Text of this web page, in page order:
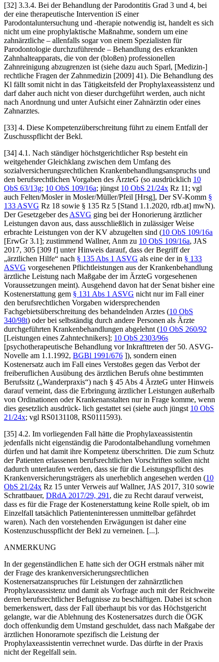
[32] 3.3.4. Bei der Behandlung der Parodontitis Grad 3 und 4, bei
der eine therapeutische Intervention iS einer
Parodontaluntersuchung und -therapie notwendig ist, handelt es sich
nicht um eine prophylaktische Maßnahme, sondern um eine
zahnärztliche – allenfalls sogar von einem Spezialisten für
Parodontologie durchzuführende – Behandlung des erkrankten
Zahnhalteapparats, die von der (bloßen) professionellen
Zahnreinigung abzugrenzen ist (siehe dazu auch Sparl, [Medizin-]
rechtliche Fragen der Zahnmedizin [2009] 41). Die Behandlung des
Kl fällt somit nicht in das Tätigkeitsfeld der Prophylaxeassistenz und
darf daher auch nicht von dieser durchgeführt werden, auch nicht
nach Anordnung und unter Aufsicht einer Zahnärztin oder eines
Zahnarztes.
[33] 4. Diese Kompetenzüberschreitung führt zu einem Entfall der
Zuschusspflicht der Bekl.
[34] 4.1. Nach ständiger höchstgerichtlicher Rsp besteht ein
weitgehender Gleichklang zwischen dem Umfang des
sozialversicherungsrechtlichen Krankenbehandlungsanspruchs und
den berufsrechtlichen Vorgaben des ÄrzteG (so ausdrücklich 10
ObS 63/13g; 10 ObS 109/16a; jüngst 10 ObS 21/24x Rz 11; vgl
auch Felten/Moslerin Mosler/Müller/Pfeil [Hrsg], Der SV-Komm §
133 ASVG Rz 18 sowie § 135 Rz 5 [Stand 1.1.2020, rdb.at] mwN).
Der Gesetzgeber des ASVG ging bei der Honorierung ärztlicher
Leistungen davon aus, dass ausschließlich in zulässiger Weise
erbrachte Leistungen von der KV abzugelten sind (10 ObS 109/16a
[ErwGr 3.1]; zustimmend Wallner, Anm zu 10 ObS 109/16a, JAS
2017, 305 [309 f] unter Hinweis darauf, dass der Begriff der
„ärztlichen Hilfe“ nach § 135 Abs 1 ASVG als eine der in § 133
ASVG vorgesehenen Pflichtleistungen aus der Krankenbehandlung
ärztliche Leistung nach Maßgabe der im ÄrzteG vorgesehenen
Voraussetzungen meint). Ausgehend davon hat der Senat bisher eine
Kostenerstattung gem § 131 Abs 1 ASVG nicht nur im Fall einer
den berufsrechtlichen Vorgaben widersprechenden
Fachgebietsüberschreitung des behandelnden Arztes (10 ObS
340/98t) oder bei selbständig durch andere Personen als Ärzte
durchgeführten Krankenbehandlungen abgelehnt (10 ObS 260/92
[Leistungen eines Zahntechnikers]; 10 ObS 2303/96s
[psychotherapeutische Behandlung vor Inkrafttreten der 50. ASVG-
Novelle am 1.1.1992, BGBl 1991/676 ]), sondern einen
Kostenersatz auch im Fall eines Verstoßes gegen das Verbot der
freiberuflichen Ausübung des ärztlichen Berufs ohne bestimmten
Berufssitz („Wanderpraxis“) nach § 45 Abs 4 ÄrzteG unter Hinweis
darauf verneint, dass die Erbringung ärztlicher Leistungen außerhalb
von Ordinationen oder Krankenanstalten nur in Frage komme, wenn
dies gesetzlich ausdrück- lich gestattet sei (siehe auch jüngst 10 ObS
21/24x; vgl RS0131108, RS0111593).
[35] 4.2. Im vorliegenden Fall hätte die Prophylaxeassistentin
jedenfalls nicht eigenständig die Parodontalbehandlung vornehmen
dürfen und hat damit ihre Kompetenz überschritten. Die zum Schutz
der Patienten erlassenen berufsrechtlichen Vorschriften sollen nicht
dadurch unterlaufen werden, dass sie für die Leistungspflicht des
Krankenversicherungsträgers als unerheblich angesehen werden (10
ObS 21/24x Rz 15 unter Verweis aufWallner, JAS 2017, 310 sowie
Schrattbauer, DRdA 2017/29, 291 , die zu Recht darauf verweist,
dass es für die Frage der Kostenerstattung keine Rolle spielt, ob im
Einzelfall tatsächlich Patienteninteressen unmittelbar gefährdet
waren). Nach den vorstehenden Erwägungen ist daher eine
Kostenzuschusspflicht der Bekl zu verneinen. [...].
ANMERKUNG
In der gegenständlichen E hatte sich der OGH erstmals näher mit
der Frage des krankenversicherungsrechtlichen
Kostenersatzanspruches für Leistungen der zahnärztlichen
Prophylaxeassistenz und damit als Vorfrage auch mit der Reichweite
deren berufsrechtlicher Befugnisse zu beschäftigen. Dabei ist schon
bemerkenswert, dass der Fall überhaupt bis vor das Höchstgericht
gelangte, war die Ablehnung des Kostenersatzes durch die ÖGK
doch offenkundig dem Umstand geschuldet, dass nach Maßgabe der
ärztlichen Honorarnote spezifisch die Leistung der
Prophylaxeassistentin verrechnet wurde. Das dürfte in der Praxis
nicht der Regelfall sein.